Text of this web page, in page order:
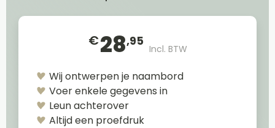
€28,95
Incl. BTW
Wij ontwerpen je naambord
Voer enkele gegevens in
Leun achterover
Altijd een proefdruk